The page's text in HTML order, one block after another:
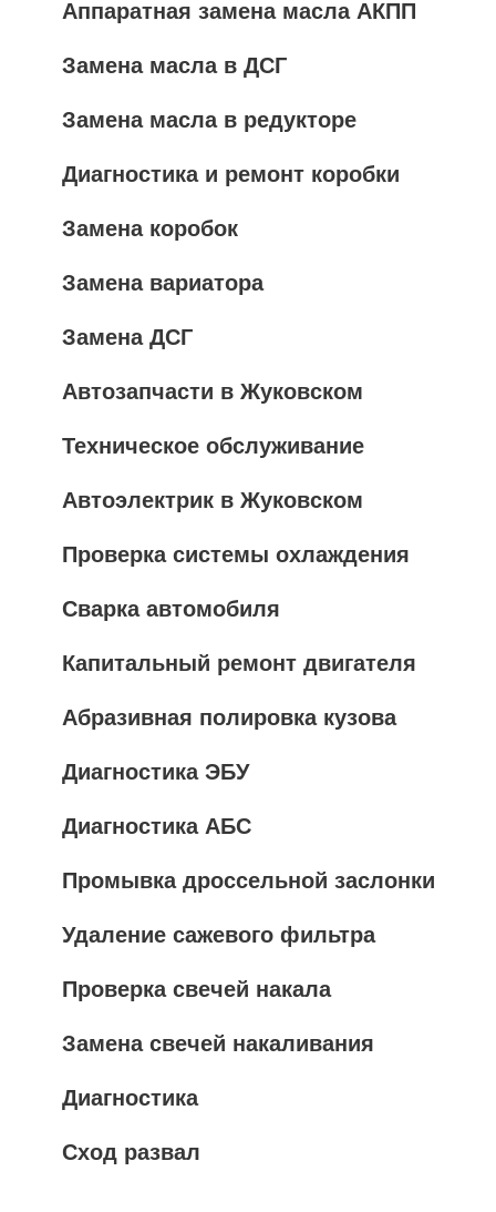
Аппаратная замена масла АКПП
Замена масла в ДСГ
Замена масла в редукторе
Диагностика и ремонт коробки
Замена коробок
Замена вариатора
Замена ДСГ
Автозапчасти в Жуковском
Техническое обслуживание
Автоэлектрик в Жуковском
Проверка системы охлаждения
Сварка автомобиля
Капитальный ремонт двигателя
Абразивная полировка кузова
Диагностика ЭБУ
Диагностика АБС
Промывка дроссельной заслонки
Удаление сажевого фильтра
Проверка свечей накала
Замена свечей накаливания
Диагностика
Сход развал